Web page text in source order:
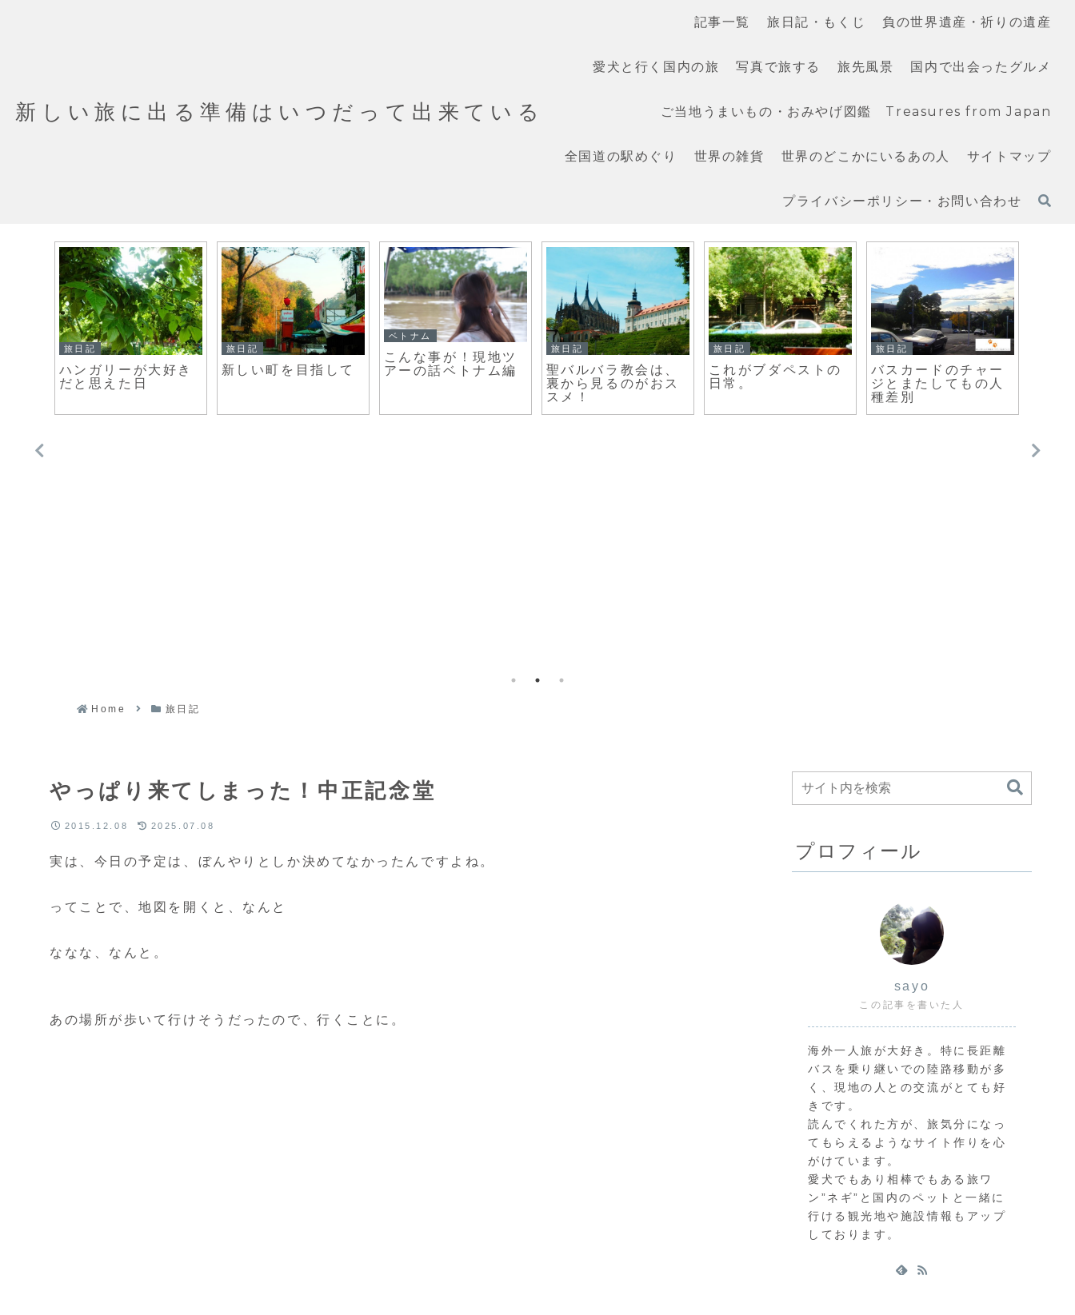
新しい旅に出る準備はいつだって出来ている
記事一覧 旅日記・もくじ 負の世界遺産・祈りの遺産
愛犬と行く国内の旅 写真で旅する 旅先風景 国内で出会ったグルメ
ご当地うまいもの・おみやげ図鑑 Treasures from Japan
全国道の駅めぐり 世界の雑貨 世界のどこかにいるあの人 サイトマップ
プライバシーポリシー・お問い合わせ
旅日記
ハンガリーが大好き
だと思えた日
旅日記
新しい町を目指して
ベトナム
こんな事が！現地ツ
アーの話ベトナム編
旅日記
聖バルバラ教会は、
裏から見るのがおス
スメ！
旅日記
これがブダペストの
日常。
旅日記
バスカードのチャー
ジとまたしてもの人
種差別
Home 旅日記
やっぱり来てしまった！中正記念堂
2015.12.08 2025.07.08
実は、今日の予定は、ぼんやりとしか決めてなかったんですよね。
ってことで、地図を開くと、なんと
ななな、なんと。
あの場所が歩いて行けそうだったので、行くことに。
プロフィール
sayo
この記事を書いた人
海外一人旅が大好き。特に長距離
バスを乗り継いでの陸路移動が多
く、現地の人との交流がとても好
きです。
読んでくれた方が、旅気分になっ
てもらえるようなサイト作りを心
がけています。
愛犬でもあり相棒でもある旅ワ
ン”ネギ”と国内のペットと一緒に
行ける観光地や施設情報もアップ
しております。